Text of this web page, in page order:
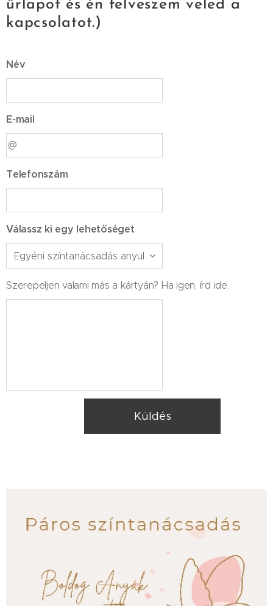
űrlapot és én felveszem veled a
kapcsolatot.)
Név
E-mail
Telefonszám
Válassz ki egy lehetőséget
Szerepeljen valami más a kártyán? Ha igen, írd ide.
Küldés